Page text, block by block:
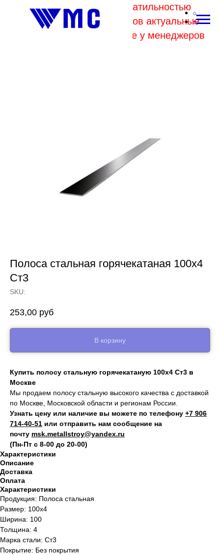
В связи с высокой волатильностью
отпускных цен комбинатов актуальные
цены на металл уточняйте у менеджеров
Полоса стальная горячекатаная 100х4
Ст3
SKU:
253,00 руб
В корзину
Купить полосу стальную горячекатаную 100х4 Ст3 в
Москве
Мы продаем полосу стальную высокого качества с доставкой
по Москве, Московской области и регионам России.
Узнать цену или наличие вы можете по телефону +7 906
714‑40-51 или отправить нам сообщение на
почту msk.metallstroy@yandex.ru
(Пн-Пт с 8-00 до 20-00)
Характеристики
Описание
Доставка
Оплата
Характеристики
Продукция: Полоса стальная
Размер: 100х4
Ширина: 100
Толщина: 4
Марка стали: Ст3
Покрытие: Без покрытия